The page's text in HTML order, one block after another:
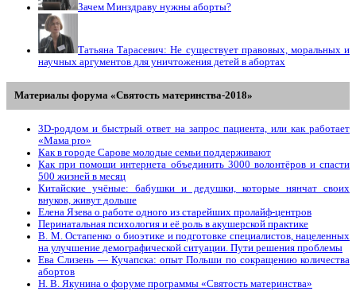
Зачем Минздраву нужны аборты?
Татьяна Тарасевич: Не существует правовых, моральных и
научных аргументов для уничтожения детей в абортах
Материалы форума «Святость материнства-2018»
3D-роддом и быстрый ответ на запрос пациента, или как работает
«Мама prо»
Как в городе Сарове молодые семьи поддерживают
Как при помощи интернета объединить 3000 волонтёров и спасти
500 жизней в месяц
Китайские учёные: бабушки и дедушки, которые нянчат своих
внуков, живут дольше
Елена Язева о работе одного из старейших пролайф-центров
Перинатальная психология и её роль в акушерской практике
В. М. Остапенко о биоэтике и подготовке специалистов, нацеленных
на улучшение демографической ситуации. Пути решения проблемы
Ева Слизень — Кучапска: опыт Польши по сокращению количества
абортов
Н. В. Якунина о форуме программы «Святость материнства»